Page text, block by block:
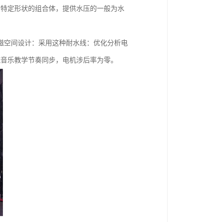
定形状的组合体，提供水压的一般为水
空间设计：采用这种耐水线：优化分析电
乐教学节奏同步，电机涉后率为零。